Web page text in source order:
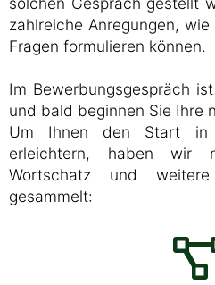
zahlreiche Anregungen,
Fragen formulieren können.
Im Bewerbungsgespräch
und bald beginnen Sie Ihre
Um Ihnen den Start
erleichtern, haben wir
Wortschatz und
gesammelt: